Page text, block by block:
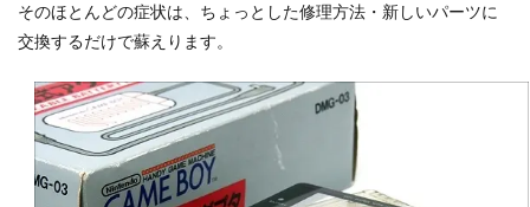
そのほとんどの症状は、ちょっとした修理方法・新しいパーツに
交換するだけで蘇えります。